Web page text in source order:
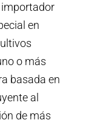
importador
en
o más
basada en
al
de más